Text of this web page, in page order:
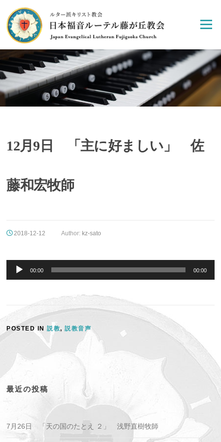
content
Menu
12月9日 「主に好ましい」 佐
藤和宏牧師
2018-12-12 Author: kz-sato
プ
ー
00:00 00:00
POSTED IN説教,説教音声
最近の投稿
7月26日 「天の国のたとえ ２」 浅野直樹牧師